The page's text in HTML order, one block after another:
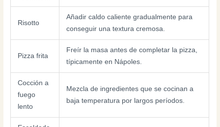
Risotto
Añadir caldo caliente gradualmente para
conseguir una textura cremosa.
Pizza frita
Freír la masa antes de completar la pizza,
típicamente en Nápoles.
Cocción a
fuego
lento
Mezcla de ingredientes que se cocinan a
baja temperatura por largos períodos.